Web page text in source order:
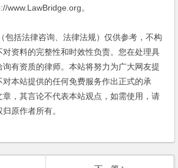
www.LawBridge.org。
括法律咨询、法律法规）仅供参考，不构
对资料的完整性和时效性负责。您在处理具
有资质的律师。本站将努力为广大网友提
本站提供的任何免费服务作出正式的承
，其言论不代表本站观点，如需使用，请
原作者所有。